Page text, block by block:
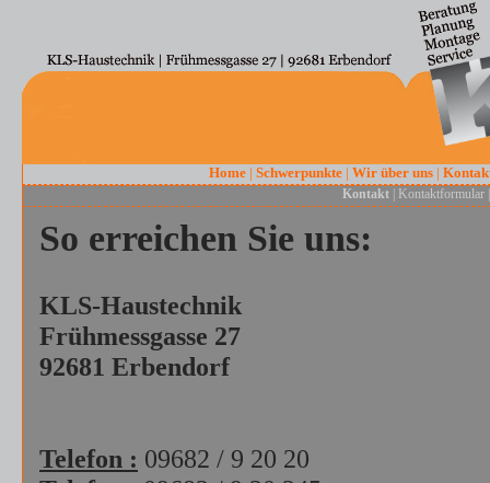
Home| Schwerpunkte| Wir über uns|
Kontakt| Kontaktformular
So erreichen Sie uns:
KLS-Haustechnik
Frühmessgasse 27
92681 Erbendorf
Telefon : 09682 / 9 20 20